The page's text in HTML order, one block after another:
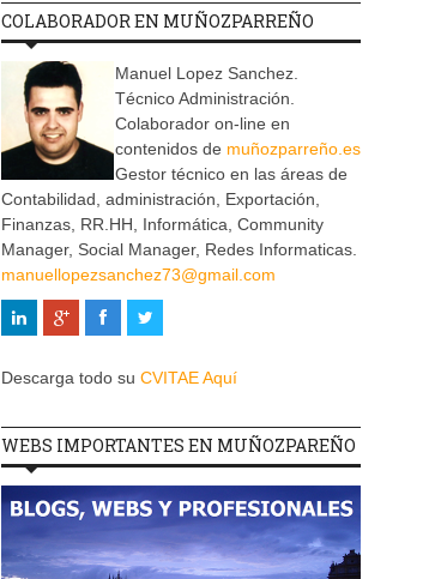
COLABORADOR EN MUÑOZPARREÑO
Manuel Lopez Sanchez.
Técnico Administración.
Colaborador on-line en
contenidos de muñozparreño.es
Gestor técnico en las áreas de
Contabilidad, administración, Exportación,
Finanzas, RR.HH, Informática, Community
Manager, Social Manager, Redes Informaticas.
manuellopezsanchez73@gmail.com
Descarga todo su CVITAE Aquí
WEBS IMPORTANTES EN MUÑOZPAREÑO